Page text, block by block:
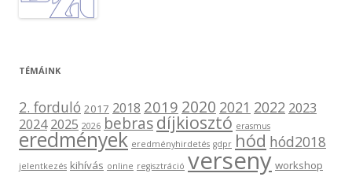
TÉMÁINK
2. forduló 2017 2018 2019 2020 2021 2022 2023
2024 2025 2026 bebrasdíjkiosztó erasmus
eredmények eredményhirdetés gdpr hód hód2018
jelentkezés kihívás online regisztráció verseny workshop